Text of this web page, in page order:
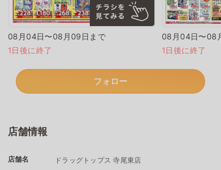
08月04日〜08月09日まで
1日後に終了
08月04日〜08
1日後に終了
フォロー
店舗情報
店舗名 ドラッグトップス 寺尾東店